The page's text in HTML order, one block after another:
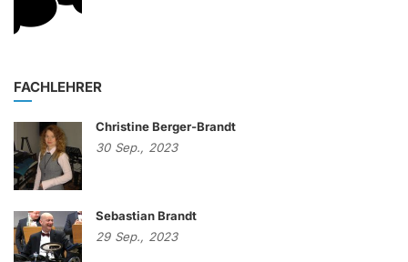
FACHLEHRER
Christine Berger-Brandt
30 Sep., 2023
Sebastian Brandt
29 Sep., 2023